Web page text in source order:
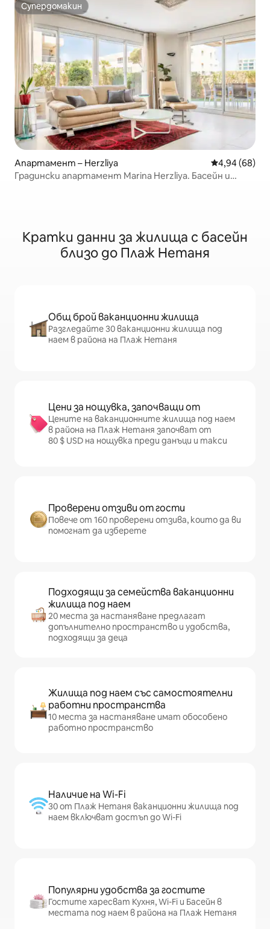
Супердомакин
Супердомакин
Апартамент – Herzliya Средна
4,94 (68)
Градински апартамент Marina Herzliya. Басейн и
Кратки данни за жилища с басейн
близо до Плаж Нетаня
Общ брой ваканционни жилища
Разгледайте 30 ваканционни жилища под
наем в района на Плаж Нетаня
Цени за нощувка, започващи от
Цените на ваканционните жилища под наем
в района на Плаж Нетаня започват от
80 $ USD на нощувка преди данъци и такси
Проверени отзиви от гости
Повече от 160 проверени отзива, които да ви
помогнат да изберете
Подходящи за семейства ваканционни
жилища под наем
20 места за настаняване предлагат
допълнително пространство и удобства,
подходящи за деца
Жилища под наем със самостоятелни
работни пространства
10 места за настаняване имат обособено
работно пространство
Наличие на Wi-Fi
30 от Плаж Нетаня ваканционни жилища под
наем включват достъп до Wi-Fi
Популярни удобства за гостите
Гостите харесват Кухня, Wi-Fi и Басейн в
местата под наем в района на Плаж Нетаня